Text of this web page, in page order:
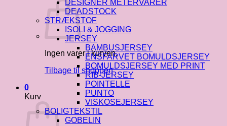
Ingen varer i kurven.
Tilbage til shoppen
0
Kurv
DESIGNER METERVARER
DEADSTOCK
STRÆKSTOF
ISOLI & JOGGING
JERSEY
BAMBUSJERSEY
ENSFARVET BOMULDSJERSEY
BOMULDSJERSEY MED PRINT
RIB-JERSEY
POINTELLE
PUNTO
VISKOSEJERSEY
BOLIGTEKSTIL
GOBELIN